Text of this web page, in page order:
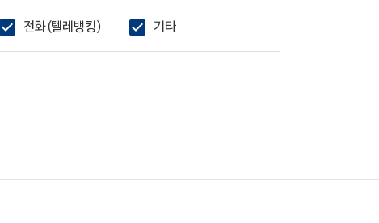
전화(텔레뱅킹) 기타